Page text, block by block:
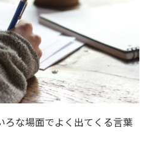
ろな場面でよく出てくる言葉